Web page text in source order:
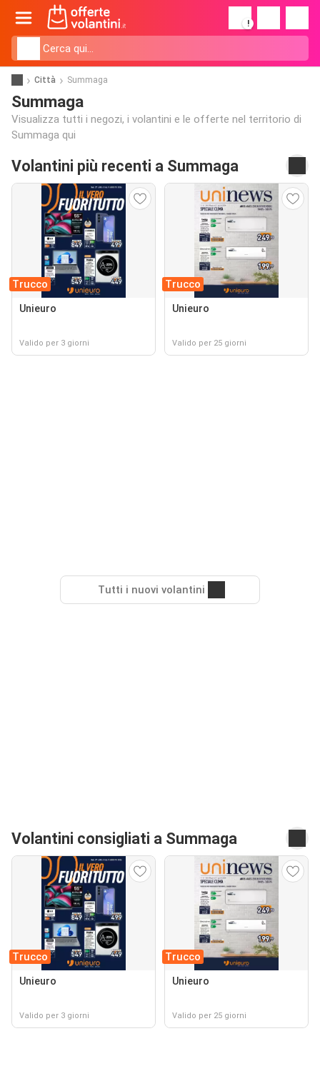
!
Città Summaga
Summaga
Visualizza tutti i negozi, i volantini e le offerte nel territorio di
Summaga qui
Volantini più recenti a Summaga
Trucco
Unieuro
Valido per 3 giorni
Trucco
Unieuro
Valido per 25 giorni
Tutti i nuovi volantini
Volantini consigliati a Summaga
Trucco
Unieuro
Valido per 3 giorni
Trucco
Unieuro
Valido per 25 giorni